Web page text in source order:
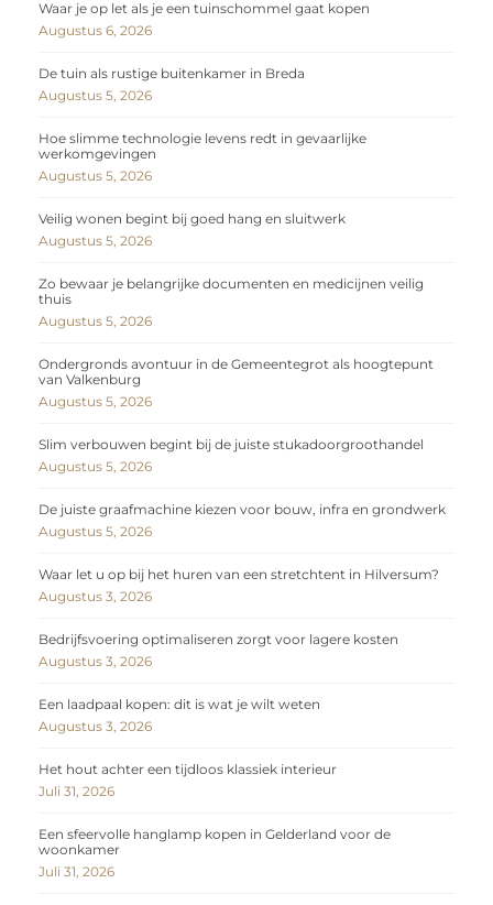
Waar je op let als je een tuinschommel gaat kopen
Augustus 6, 2026
De tuin als rustige buitenkamer in Breda
Augustus 5, 2026
Hoe slimme technologie levens redt in gevaarlijke
werkomgevingen
Augustus 5, 2026
Veilig wonen begint bij goed hang en sluitwerk
Augustus 5, 2026
Zo bewaar je belangrijke documenten en medicijnen veilig
thuis
Augustus 5, 2026
Ondergronds avontuur in de Gemeentegrot als hoogtepunt
van Valkenburg
Augustus 5, 2026
Slim verbouwen begint bij de juiste stukadoorgroothandel
Augustus 5, 2026
De juiste graafmachine kiezen voor bouw, infra en grondwerk
Augustus 5, 2026
Waar let u op bij het huren van een stretchtent in Hilversum?
Augustus 3, 2026
Bedrijfsvoering optimaliseren zorgt voor lagere kosten
Augustus 3, 2026
Een laadpaal kopen: dit is wat je wilt weten
Augustus 3, 2026
Het hout achter een tijdloos klassiek interieur
Juli 31, 2026
Een sfeervolle hanglamp kopen in Gelderland voor de
woonkamer
Juli 31, 2026